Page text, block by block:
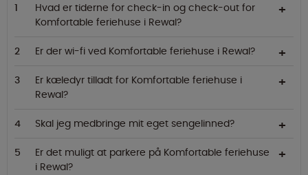
Hvad er tiderne for check-in og check-out for
Komfortable feriehuse i Rewal?
Er der wi-fi ved Komfortable feriehuse i Rewal?
Er kæledyr tilladt for Komfortable feriehuse i
Rewal?
Skal jeg medbringe mit eget sengelinned?
Er det muligt at parkere på Komfortable feriehuse
i Rewal?